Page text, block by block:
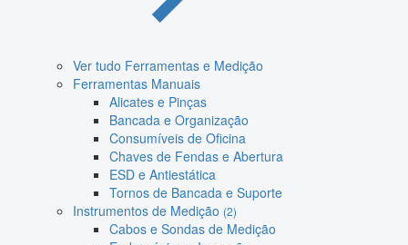
Ver tudo Ferramentas e Medição
Ferramentas Manuais
Alicates e Pinças
Bancada e Organização
Consumíveis de Oficina
Chaves de Fendas e Abertura
ESD e Antiestática
Tornos de Bancada e Suporte
Instrumentos de Medição (2)
Cabos e Sondas de Medição